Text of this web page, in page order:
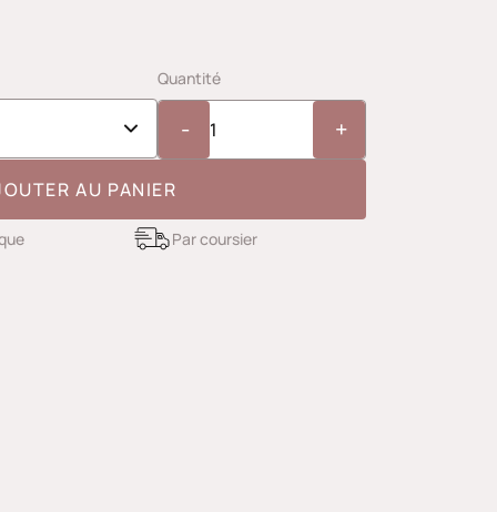
Quantité
- +
AU PANIER
Par coursier